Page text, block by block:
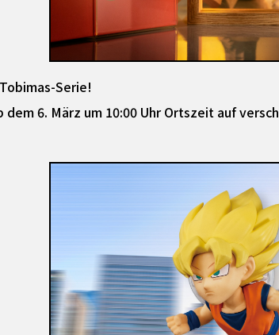
Serie!
6. März um 10:00 Uhr Ortszeit auf